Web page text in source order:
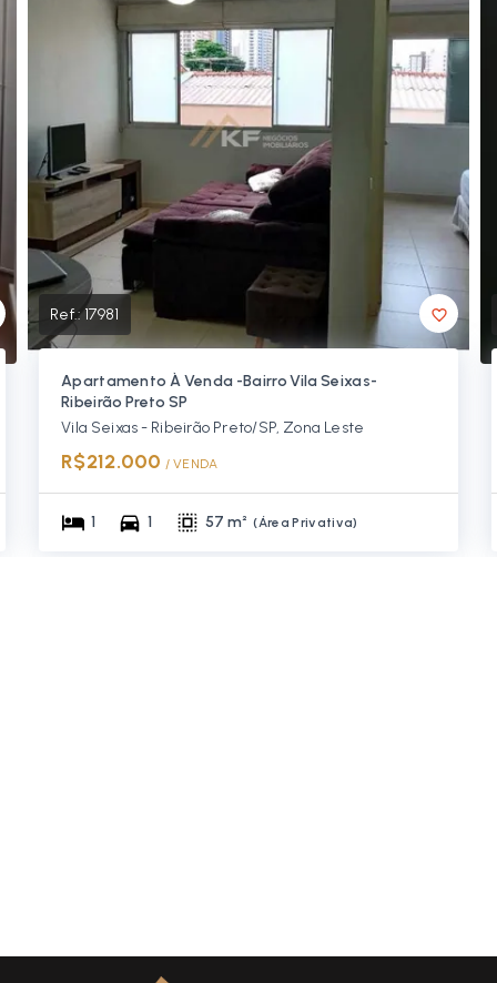
Ref.:17981
Apartamento À Venda -Bairro Vila Seixas-
Ribeirão Preto SP
Vila Seixas - Ribeirão Preto/SP, Zona Leste
R$212.000 / VENDA
1 1 57 m² (Área Privativa)